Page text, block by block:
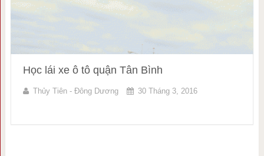
Học lái xe ô tô quận Tân Bình
Thủy Tiên - Đông Dương 30 Tháng 3, 2016